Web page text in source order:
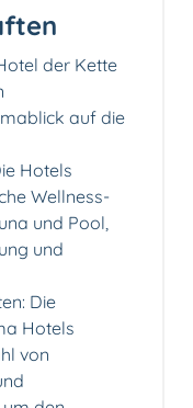
der Kette
auf die
Hotels
Wellness-
und Pool,
und
Die
Hotels
von